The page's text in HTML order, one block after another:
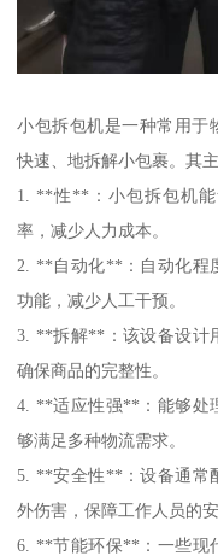
小包拆包机是一种常用于
快速、地拆解小包裹。其
1. **性**：小包拆包机
率，减少人力成本。
2. **自动化**：自动化程
功能，减少人工干预。
3. **拆解**：该设备设计
确保商品的完整性。
4. **适应性强**：能够处
够满足多种物流需求。
5. **安全性**：设备通常
外伤害，保障工作人员的安
6. **节能环保**：一些现